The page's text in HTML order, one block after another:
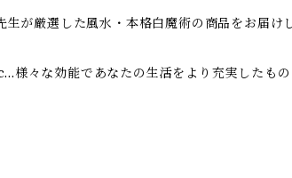
が厳選した風水・本格白魔術の商品をお届け
様々な効能であなたの生活をより充実したもの